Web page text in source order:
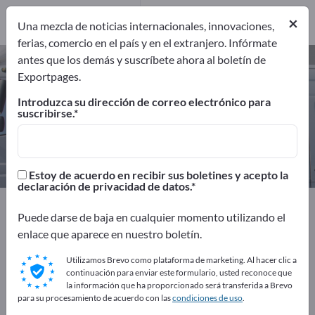
Remolques para camiones –
encuentre fabricantes y
proveedores
10 10
10
Remolque de transporte
Remolques para camiones
¡Anúnciese gratis en Exportpages!
Necesidades – Ofertas – Productos usados – Contactos
comerciales >> Empiece aquí
×
Una mezcla de noticias internacionales, innovaciones,
ferias, comercio en el país y en el extranjero. Infórmate
antes que los demás y suscríbete ahora al boletín de
Exportpages.
Introduzca su dirección de correo electrónico para
suscribirse.
Estoy de acuerdo en recibir sus boletines y acepto la
declaración de privacidad de datos.
Puede darse de baja en cualquier momento utilizando el
enlace que aparece en nuestro boletín.
Utilizamos Brevo como plataforma de marketing. Al hacer clic a
continuación para enviar este formulario, usted reconoce que
la información que ha proporcionado será transferida a Brevo
para su procesamiento de acuerdo con lascondiciones de uso.